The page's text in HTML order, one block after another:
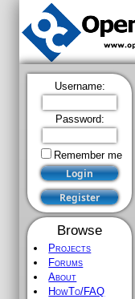
Username:
Password:
Remember me
Browse
Projects
Forums
About
HowTo/FAQ